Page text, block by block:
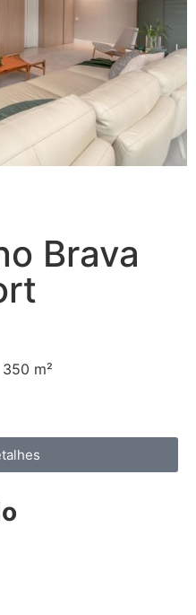
Brava
350 m²